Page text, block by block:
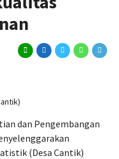
dan Pengembangan
(Desa Cantik)